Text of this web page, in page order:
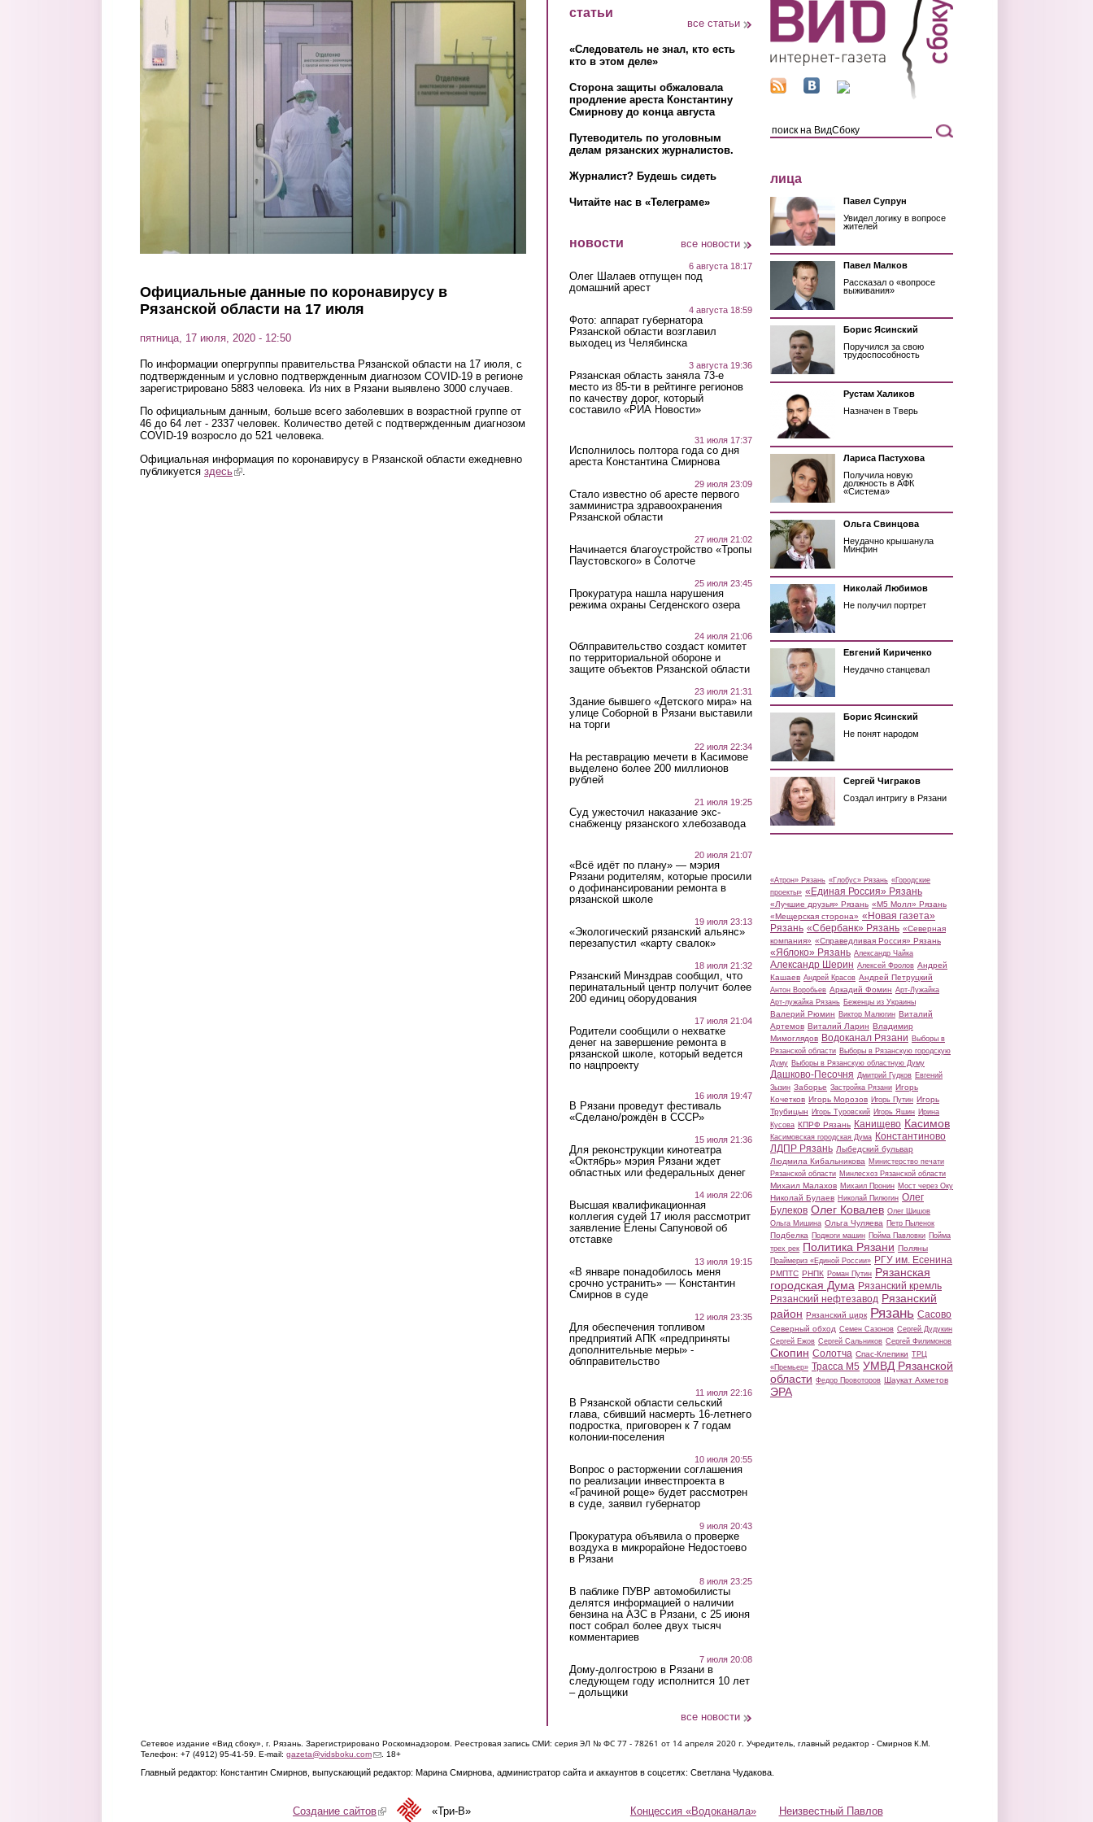
Перейти к основному содержанию
Официальные данные по коронавирусу в
Рязанской области на 17 июля
пятница, 17 июля, 2020 - 12:50
По информации опергруппы правительства Рязанской области на 17 июля, с
подтвержденным и условно подтвержденным диагнозом COVID-19 в регионе
зарегистрировано 5883 человека. Из них в Рязани выявлено 3000 случаев.
По официальным данным, больше всего заболевших в возрастной группе от
46 до 64 лет - 2337 человек. Количество детей с подтвержденным диагнозом
COVID-19 возросло до 521 человека.
Официальная информация по коронавирусу в Рязанской области ежедневно
публикуется здесь(link is external)
статьи
все статьи
«Следователь не знал, кто есть
кто в этом деле»
Сторона защиты обжаловала
продление ареста Константину
Смирнову до конца августа
Путеводитель по уголовным
делам рязанских журналистов.
Журналист? Будешь сидеть
Читайте нас в «Телеграме»
новости все новости
6 августа 18:17
Олег Шалаев отпущен под
домашний арест
4 августа 18:59
Фото: аппарат губернатора
Рязанской области возглавил
выходец из Челябинска
3 августа 19:36
Рязанская область заняла 73-е
место из 85-ти в рейтинге регионов
по качеству дорог, который
составило «РИА Новости»
31 июля 17:37
Исполнилось полтора года со дня
ареста Константина Смирнова
29 июля 23:09
Стало известно об аресте первого
замминистра здравоохранения
Рязанской области
27 июля 21:02
Начинается благоустройство «Тропы
Паустовского» в Солотче
25 июля 23:45
Прокуратура нашла нарушения
режима охраны Сегденского озера
24 июля 21:06
Облправительство создаст комитет
по территориальной обороне и
защите объектов Рязанской области
23 июля 21:31
Здание бывшего «Детского мира» на
улице Соборной в Рязани выставили
на торги
22 июля 22:34
На реставрацию мечети в Касимове
выделено более 200 миллионов
рублей
21 июля 19:25
Суд ужесточил наказание экс-
снабженцу рязанского хлебозавода
20 июля 21:07
«Всё идёт по плану» — мэрия
Рязани родителям, которые просили
о дофинансировании ремонта в
рязанской школе
19 июля 23:13
«Экологический рязанский альянс»
перезапустил «карту свалок»
18 июля 21:32
Рязанский Минздрав сообщил, что
перинатальный центр получит более
200 единиц оборудования
17 июля 21:04
Родители сообщили о нехватке
денег на завершение ремонта в
рязанской школе, который ведется
по нацпроекту
16 июля 19:47
В Рязани проведут фестиваль
«Сделано/рождён в СССР»
15 июля 21:36
Для реконструкции кинотеатра
«Октябрь» мэрия Рязани ждет
областных или федеральных денег
14 июля 22:06
Высшая квалификационная
коллегия судей 17 июля рассмотрит
заявление Елены Сапуновой об
отставке
13 июля 19:15
«В январе понадобилось меня
срочно устранить» — Константин
Смирнов в суде
12 июля 23:35
Для обеспечения топливом
предприятий АПК «предприняты
дополнительные меры» -
облправительство
11 июля 22:16
В Рязанской области сельский
глава, сбивший насмерть 16-летнего
подростка, приговорен к 7 годам
колонии-поселения
10 июля 20:55
Вопрос о расторжении соглашения
по реализации инвестпроекта в
«Грачиной роще» будет рассмотрен
в суде, заявил губернатор
9 июля 20:43
Прокуратура объявила о проверке
воздуха в микрорайоне Недостоево
в Рязани
8 июля 23:25
В паблике ПУВР автомобилисты
делятся информацией о наличии
бензина на АЗС в Рязани, с 25 июня
пост собрал более двух тысяч
комментариев
7 июля 20:08
Дому-долгострою в Рязани в
следующем году исполнится 10 лет
– дольщики
все новости
лица
Павел Супрун
Увидел логику в вопросе
жителей
Павел Малков
Рассказал о «вопросе
выживания»
Борис Ясинский
Поручился за свою
трудоспособность
Рустам Халиков
Назначен в Тверь
Лариса Пастухова
Получила новую
должность в АФК
«Система»
Ольга Свинцова
Неудачно крышанула
Минфин
Николай Любимов
Не получил портрет
Евгений Кириченко
Неудачно станцевал
Борис Ясинский
Не понят народом
Сергей Чиграков
Создал интригу в Рязани
«Атрон» Рязань «Глобус» Рязань «Городские
проекты» «Единая Россия» Рязань
«Лучшие друзья» Рязань «М5 Молл» Рязань
«Мещерская сторона» «Новая газета»
Рязань «Сбербанк» Рязань «Северная
компания» «Справедливая Россия» Рязань
«Яблоко» Рязань Александр Чайка
Александр Шерин Алексей Фролов Андрей
Кашаев Андрей Красов Андрей Петруцкий
Антон Воробьев Аркадий Фомин Арт-Лужайка
Арт-лужайка Рязань Беженцы из Украины
Валерий Рюмин Виктор Малюгин Виталий
Артемов Виталий Ларин Владимир
Мимоглядов Водоканал Рязани Выборы в
Рязанской области Выборы в Рязанскую городскую
Думу Выборы в Рязанскую областную Думу
Дашково-Песочня Дмитрий Гудков Евгений
Зызин Заборье Застройка Рязани Игорь
Кочетков Игорь Морозов Игорь Путин Игорь
Трубицын Игорь Туровский Игорь Яшин Ирина
Кусова КПРФ Рязань Канищево Касимов
Касимовская городская Дума Константиново
ЛДПР Рязань Лыбедский бульвар
Людмила Кибальникова Министерство печати
Рязанской области Минлесхоз Рязанской области
Михаил Малахов Михаил Пронин Мост через Оку
Николай Булаев Николай Пилюгин Олег
Булеков Олег Ковалев Олег Шишов
Ольга Мишина Ольга Чуляева Петр Пыленок
Подбелка Поджоги машин Пойма Павловки Пойма
трех рек Политика Рязани Поляны
Праймериз «Единой России» РГУ им. Есенина
РМПТС РНПК Роман Путин Рязанская
городская Дума Рязанский кремль
Рязанский нефтезавод Рязанский
район Рязанский цирк Рязань Сасово
Северный обход Семен Сазонов Сергей Дудукин
Сергей Ежов Сергей Сальников Сергей Филимонов
Скопин Солотча Спас-Клепики ТРЦ
«Премьер» Трасса М5 УМВД Рязанской
области Федор Провоторов Шаукат Ахметов
ЭРА
Сетевое издание «Вид сбоку», г. Рязань. Зарегистрировано Роскомнадзором. Реестровая запись СМИ: серия ЭЛ № ФС 77 - 78261 от 14 апреля 2020 г. Учредитель, главный редактор - Смирнов К.М.
Телефон: +7 (4912) 95-41-59. E-mail: gazeta@vidsboku.com(link sends e-mail)
. 18+
Главный редактор: Константин Смирнов, выпускающий редактор: Марина Смирнова, администратор сайта и аккаунтов в соцсетях: Светлана Чудакова.
Концессия «Водоканала» Неизвестный Павлов
Создание сайтов(link is external)«Три-В»